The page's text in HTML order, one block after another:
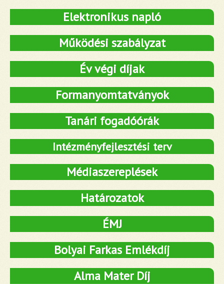
Elektronikus napló
Működési szabályzat
Év végi díjak
Formanyomtatványok
Tanári fogadóórák
Intézményfejlesztési terv
Médiaszereplések
Határozatok
ÉMJ
Bolyai Farkas Emlékdíj
Alma Mater Díj